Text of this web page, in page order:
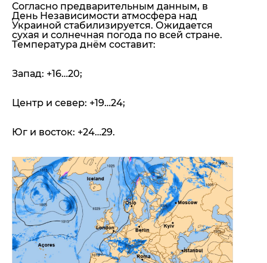
Согласно предварительным данным, в
День Независимости атмосфера над
Украиной стабилизируется. Ожидается
сухая и солнечная погода по всей стране.
Температура днём составит:
Запад: +16…20;
Центр и север: +19…24;
Юг и восток: +24…29.